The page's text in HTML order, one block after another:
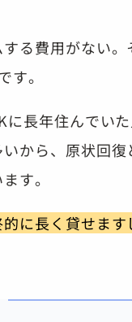
る費用がない
す。
に長年住んでい
から、原状回
す。
的に長く貸せま